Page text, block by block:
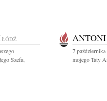
ŁÓDŹ
Szefa,
7
mojego Taty